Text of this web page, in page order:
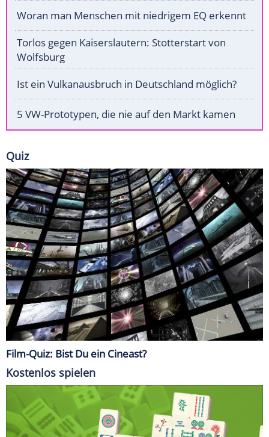
Woran man Menschen mit niedrigem EQ erkennt
Torlos gegen Kaiserslautern: Stotterstart von
Wolfsburg
Ist ein Vulkanausbruch in Deutschland möglich?
5 VW-Prototypen, die nie auf den Markt kamen
Quiz
Film-Quiz: Bist Du ein Cineast?
Kostenlos spielen